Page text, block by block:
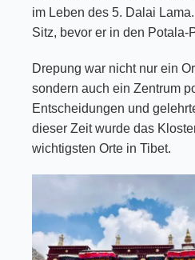
im Leben des 5. Dalai
Sitz, bevor er in den Potala-
Drepung war nicht nur ein
sondern auch ein Zentrum
Entscheidungen und
dieser Zeit wurde das
wichtigsten Orte in Tibet.